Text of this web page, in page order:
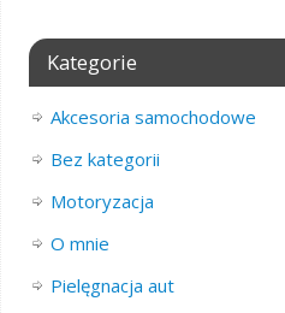
Kategorie
Akcesoria samochodowe
Bez kategorii
Motoryzacja
O mnie
Pielęgnacja aut